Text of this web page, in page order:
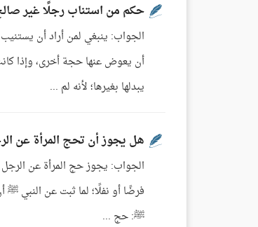
حكم من استناب رجلًا غير
الجواب: ينبغي لمن أراد أن
أن يعوض عنها حجة أخرى، وإذا
يبدلها بغيرها؛ لأنه لم ...
هل يجوز أن تحج المرأة عن
الجواب: يجوز حج المرأة عن
فرضًا أو نفلًا؛ لما ثبت عن النبي ﷺ
ﷺ: حج ...